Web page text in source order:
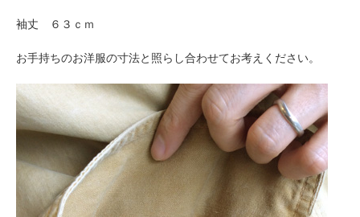
袖丈 ６３ｃｍ
お手持ちのお洋服の寸法と照らし合わせてお考えください。